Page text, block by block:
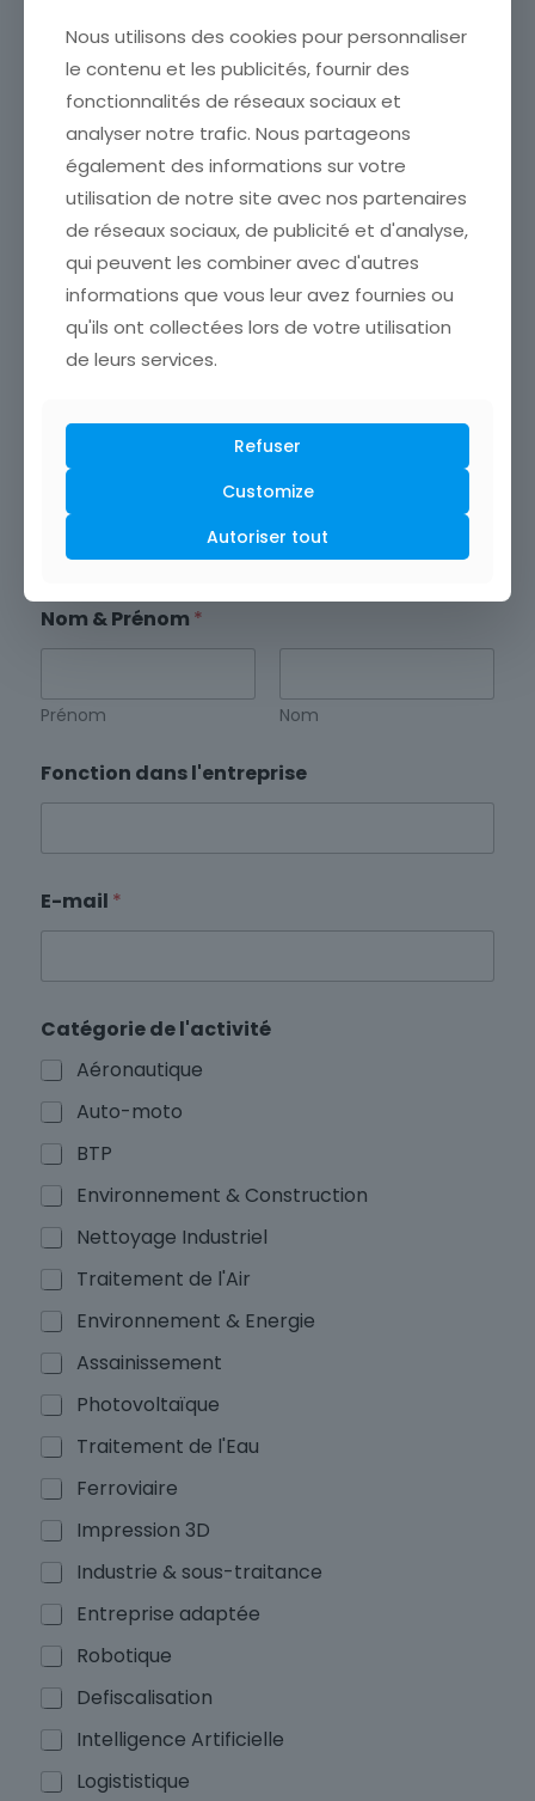
internationaux, nous vous accompagnons à chaque
étape pour faire briller votre marque industrielle.
Nos solutions sur-mesure sont pensées pour renforcer
votre image, accroître votre visibilité et soutenir vos
ambitions commerciales.
"Toute réussite commence par une vision claire et
prend vie à travers une communication forte."
Contactez-nous pour bâtir ensemble une stratégie sur
mesure et propulser votre entreprise vers de nouveaux
horizons.
Contactez nous
Nom & Prénom *
Prénom Nom
Fonction dans l'entreprise
E-mail *
e
S
o
c
i
a
l
e
s
v
i
c
e
s
Catégorie de l'activité
Aéronautique
Auto-moto
BTP
Environnement & Construction
Nettoyage Industriel
Traitement de l'Air
Environnement & Energie
Assainissement
Photovoltaïque
Traitement de l'Eau
Ferroviaire
Impression 3D
Industrie & sous-traitance
Entreprise adaptée
Robotique
Defiscalisation
Intelligence Artificielle
Logististique
Nous utilisons des cookies pour personnaliser
le contenu et les publicités, fournir des
fonctionnalités de réseaux sociaux et
analyser notre trafic. Nous partageons
également des informations sur votre
utilisation de notre site avec nos partenaires
de réseaux sociaux, de publicité et d'analyse,
qui peuvent les combiner avec d'autres
informations que vous leur avez fournies ou
qu'ils ont collectées lors de votre utilisation
de leurs services.
Refuser
Customize
Autoriser tout